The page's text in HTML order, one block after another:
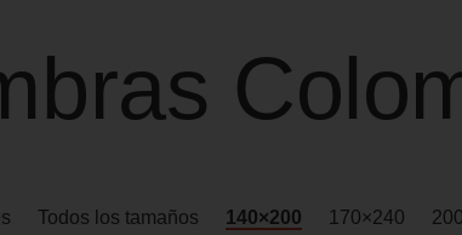
Todos los tamaños 140×200 170×240